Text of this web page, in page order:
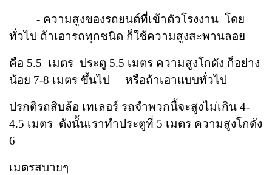
- ความสูงของรถยนต์ที่เข้าตัวโรงงาน โดย
ทั่วไป ถ้าเอารถทุกชนิด ก็ใช้ความสูงสะพานลอย
คือ 5.5 เมตร ประตู 5.5 เมตร ความสูงโกดัง ก็อย่าง
น้อย 7-8 เมตร ขึ้นไป หรือถ้าเอาแบบทั่วไป
ปรกติรถสิบล้อ เทเลอร์ รถจำพวกนี้จะสูงไม่เกิน 4-
4.5 เมตร ดังนั้นเราทำประตูที่ 5 เมตร ความสูงโกดัง
6
เมตรสบายๆ